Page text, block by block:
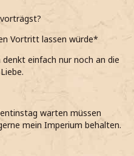
Vortritt lassen würde*
einfach nur noch an die
warten müssen
mein Imperium behalten.